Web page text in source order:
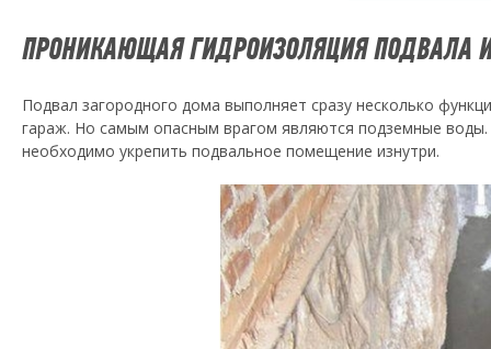
ПРОНИКАЮЩАЯ ГИДРОИЗОЛЯЦИЯ ПОДВАЛА
Подвал загородного дома выполняет сразу несколько
гараж. Но самым опасным врагом являются подземные
необходимо укрепить подвальное помещение изнутри.